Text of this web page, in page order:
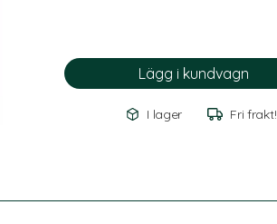
I lager Fri frakt!